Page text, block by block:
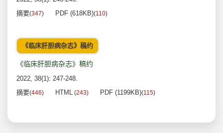
摘要(347) PDF (618KB)(110)
《临床肝胆病杂志》稿约
《临床肝胆病杂志》稿约
2022, 38(1): 247-248.
摘要(446) HTML (243) PDF (1199KB)(115)